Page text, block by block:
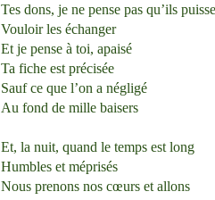
Tes dons, je ne pense pas qu’ils
Vouloir les échanger
Et je pense à toi, apaisé
Ta fiche est précisée
Sauf ce que l’on a négligé
Au fond de mille baisers
Et, la nuit, quand le temps est long
Humbles et méprisés
Nous prenons nos cœurs et allons